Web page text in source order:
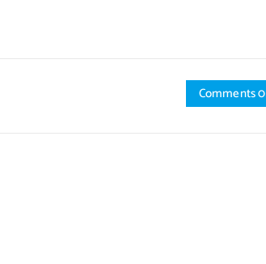
Comments 0